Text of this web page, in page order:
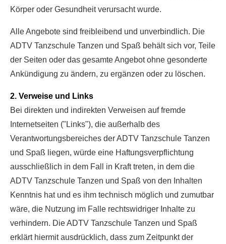
Körper oder Gesundheit verursacht wurde.
Alle Angebote sind freibleibend und unverbindlich. Die
ADTV Tanzschule Tanzen und Spaß behält sich vor, Teile
der Seiten oder das gesamte Angebot ohne gesonderte
Ankündigung zu ändern, zu ergänzen oder zu löschen.
2. Verweise und Links
Bei direkten und indirekten Verweisen auf fremde
Internetseiten ("Links"), die außerhalb des
Verantwortungsbereiches der ADTV Tanzschule Tanzen
und Spaß liegen, würde eine Haftungsverpflichtung
ausschließlich in dem Fall in Kraft treten, in dem die
ADTV Tanzschule Tanzen und Spaß von den Inhalten
Kenntnis hat und es ihm technisch möglich und zumutbar
wäre, die Nutzung im Falle rechtswidriger Inhalte zu
verhindern. Die ADTV Tanzschule Tanzen und Spaß
erklärt hiermit ausdrücklich, dass zum Zeitpunkt der